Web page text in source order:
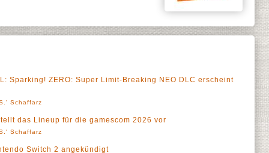
Sparking! ZERO: Super Limit-Breaking NEO DLC erscheint
Schaffarz
das Lineup für die gamescom 2026 vor
Schaffarz
Switch 2 angekündigt